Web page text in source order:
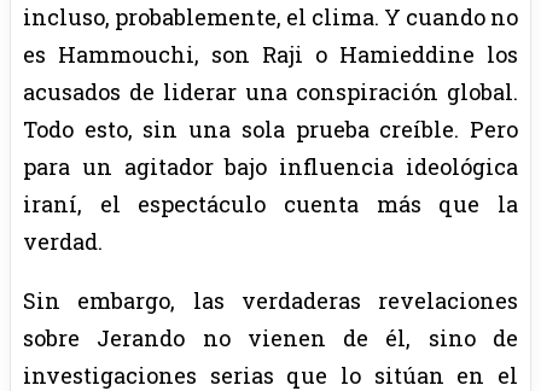
incluso, probablemente, el clima. Y cuando no
es Hammouchi, son Raji o Hamieddine los
acusados de liderar una conspiración global.
Todo esto, sin una sola prueba creíble. Pero
para un agitador bajo influencia ideológica
iraní, el espectáculo cuenta más que la
verdad.
Sin embargo, las verdaderas revelaciones
sobre Jerando no vienen de él, sino de
investigaciones serias que lo sitúan en el